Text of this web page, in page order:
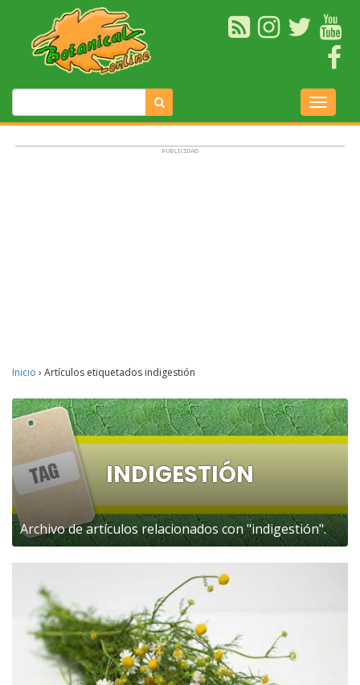
Inicio › Artículos etiquetados indigestión
INDIGESTIÓN
Archivo de artículos relacionados con "indigestión".